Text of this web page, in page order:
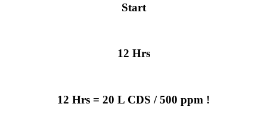
Start
12 Hrs
12 Hrs = 20 L CDS / 500 ppm !